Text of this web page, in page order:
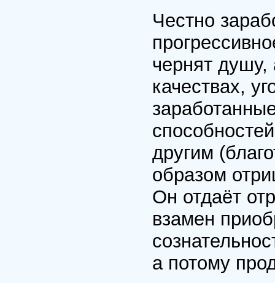
Честно
чернят душу,
качествах,
другим
образом
Он отдаёт
взамен
а потому